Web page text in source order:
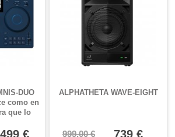
acolchado y
cómodas asas con
correa de transporte
DUO
como en
que lo
fiestas
€
ALPHATHETA WAVE-EIGHT
999,00 € 739 €